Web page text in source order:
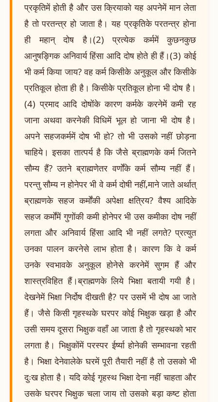
प्रकृतिमें होती है और उस क्रियाको यह अपनेमें मान लेता
है तो परतन्त्र हो जाता है। यह प्रकृतिके परतन्त्र होना
ही महान् दोष है।(2) प्रत्येक कर्ममें कुछनकुछ
आनुषङ्गिक अनिवार्य हिंसा आदि दोष होते ही हैं।(3) कोई
भी कर्म किया जाय? वह कर्म किसीके अनुकूल और किसीके
प्रतिकूल होता ही है। किसीके प्रतिकूल होना भी दोष है।
(4) प्रमाद आदि दोषोंके कारण कर्मके करनेमें कमी रह
जाना अथवा करनेकी विधिमें भूल हो जाना भी दोष है।
अपने सहजकर्ममें दोष भी हो? तो भी उसको नहीं छोड़ना
चाहिये। इसका तात्पर्य है कि जैसे ब्राह्मणके कर्म जितने
सौम्य हैं? उतने ब्राह्मणेतर वर्णोंके कर्म सौम्य नहीं हैं।
परन्तु सौम्य न होनेपर भी वे कर्म दोषी नहीं,माने जाते अर्थात्
ब्राह्मणके सहज कर्मोंकी अपेक्षा क्षत्रिय? वैश्य आदिके
सहज कर्मोंमें गुणोंकी कमी होनेपर भी उस कमीका दोष नहीं
लगता और अनिवार्य हिंसा आदि भी नहीं लगते? प्रत्युत
उनका पालन करनेसे लाभ होता है। कारण कि वे कर्म
उनके स्वभावके अनुकूल होनेसे करनेमें सुगम हैं और
शास्त्रविहित हैं।ब्राह्मणके लिये भिक्षा बतायी गयी है।
देखनेमें भिक्षा निर्दोष दीखती है? पर उसमें भी दोष आ जाते
हैं। जैसे किसी गृहस्थके घरपर कोई भिक्षुक खड़ा है और
उसी समय दूसरा भिक्षुक वहाँ आ जाता है तो गृहस्थको भार
लगता है। भिक्षुकोंमें परस्पर ईर्ष्या होनेकी सम्भावना रहती
है। भिक्षा देनेवालेके घरमें पूरी तैयारी नहीं है तो उसको भी
दुःख होता है। यदि कोई गृहस्थ भिक्षा देना नहीं चाहता और
उसके घरपर भिक्षुक चला जाय तो उसको बड़ा कष्ट होता